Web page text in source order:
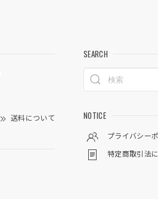
送料について
SEARCH
NOTICE
プライバシー
特定商取引法